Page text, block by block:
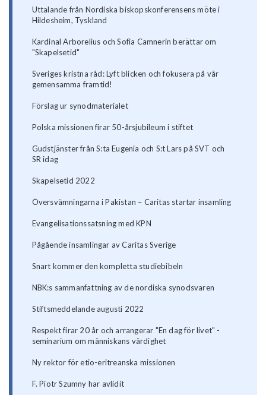
Uttalande från Nordiska biskopskonferensens möte i
Hildesheim, Tyskland
Kardinal Arborelius och Sofia Camnerin berättar om
"Skapelsetid"
Sveriges kristna råd: Lyft blicken och fokusera på vår
gemensamma framtid!
Förslag ur synodmaterialet
Polska missionen firar 50-årsjubileum i stiftet
Gudstjänster från S:ta Eugenia och S:t Lars på SVT och
SR idag
Skapelsetid 2022
Översvämningarna i Pakistan – Caritas startar insamling
Evangelisationssatsning med KPN
Pågående insamlingar av Caritas Sverige
Snart kommer den kompletta studiebibeln
NBK:s sammanfattning av de nordiska synodsvaren
Stiftsmeddelande augusti 2022
Respekt firar 20 år och arrangerar "En dag för livet" -
seminarium om människans värdighet
Ny rektor för etio-eritreanska missionen
F. Piotr Szumny har avlidit